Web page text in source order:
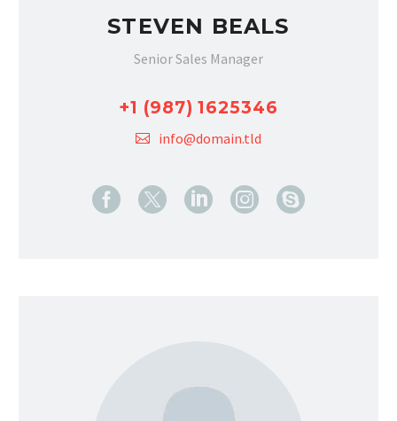
STEVEN BEALS
Senior Sales Manager
+1 (987) 1625346
info@domain.tld